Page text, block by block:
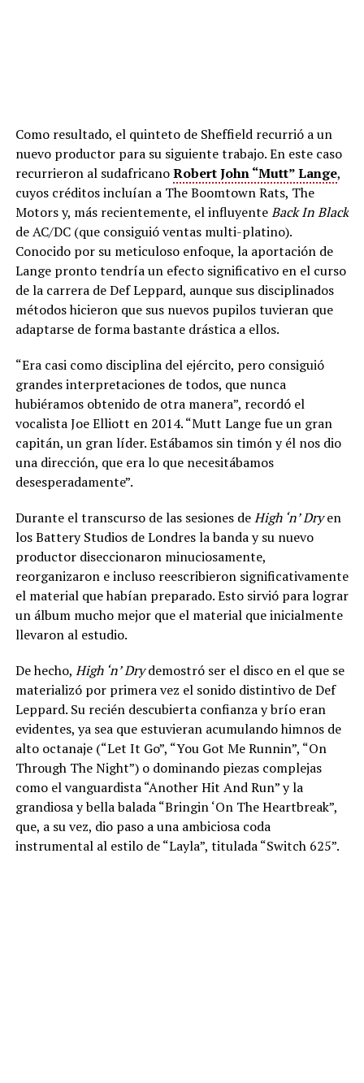
Como resultado, el quinteto de Sheffield recurrió a un
nuevo productor para su siguiente trabajo. En este caso
recurrieron al sudafricanoRobert John “Mutt” Lange,
cuyos créditos incluían a The Boomtown Rats, The
Motors y, más recientemente, el influyenteBack In Black
de AC/DC (que consiguió ventas multi-platino).
Conocido por su meticuloso enfoque, la aportación de
Lange pronto tendría un efecto significativo en el curso
de la carrera de Def Leppard, aunque sus disciplinados
métodos hicieron que sus nuevos pupilos tuvieran que
adaptarse de forma bastante drástica a ellos.
“Era casi como disciplina del ejército, pero consiguió
grandes interpretaciones de todos, que nunca
hubiéramos obtenido de otra manera”, recordó el
vocalista Joe Elliott en 2014. “Mutt Lange fue un gran
capitán, un gran líder. Estábamos sin timón y él nos dio
una dirección, que era lo que necesitábamos
desesperadamente”.
Durante el transcurso de las sesiones deHigh ‘n’ Dryen
los Battery Studios de Londres la banda y su nuevo
productor diseccionaron minuciosamente,
reorganizaron e incluso reescribieron significativamente
el material que habían preparado. Esto sirvió para lograr
un álbum mucho mejor que el material que inicialmente
llevaron al estudio.
De hecho, High ‘n’ Drydemostró ser el disco en el que se
materializó por primera vez el sonido distintivo de Def
Leppard. Su recién descubierta confianza y brío eran
evidentes, ya sea que estuvieran acumulando himnos de
alto octanaje (“Let It Go”, “You Got Me Runnin”, “On
Through The Night”) o dominando piezas complejas
como el vanguardista “Another Hit And Run” y la
grandiosa y bella balada “Bringin ‘On The Heartbreak”,
que, a su vez, dio paso a una ambiciosa coda
instrumental al estilo de “Layla”, titulada “Switch 625”.